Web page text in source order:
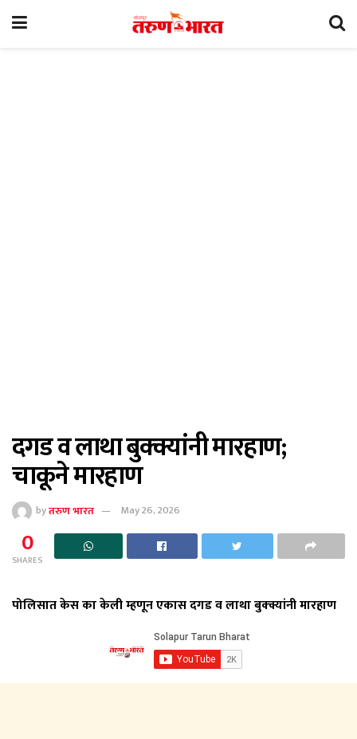
दगड व लाथा बुक्क्यांनी मारहाण;
चाकूने मारहाण
byतरुण भारत May 26, 2026
0
SHARES
पोलिसात केस का केली म्हणून एकास दगड व लाथा बुक्क्यांनी मारहाण